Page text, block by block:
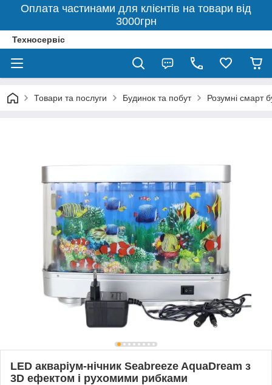
Оплата частинами для клієнтів на товари від
3000грн
Техносервіс
Товари та послуги Будинок та побут Розумні смарт
LED акваріум-нічник Seabreeze AquaDream з
3D ефектом і рухомими рибками